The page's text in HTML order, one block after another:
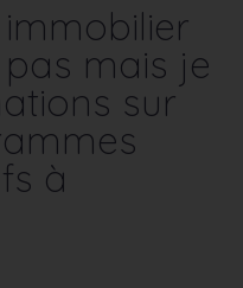
mais je
sur
à